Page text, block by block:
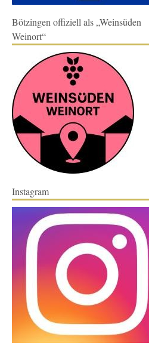
Bötzingen offiziell als „Weinsüden
Weinort“
Instagram